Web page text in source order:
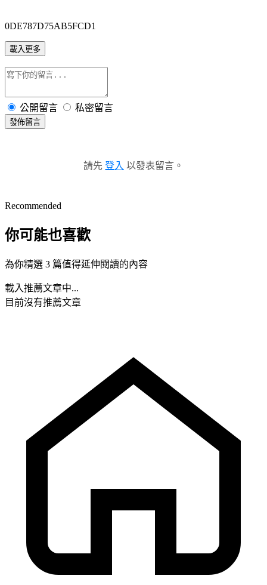
0DE787D75AB5FCD1
載入更多
公開留言 私密留言
發佈留言
請先 登入 以發表留言。
Recommended
你可能也喜歡
為你精選 3 篇值得延伸閱讀的內容
載入推薦文章中...
目前沒有推薦文章